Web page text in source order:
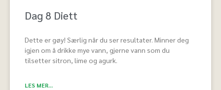
Dag 8 Diett
Dette er gøy! Særlig når du ser resultater. Minner deg
igjen om å drikke mye vann, gjerne vann som du
tilsetter sitron, lime og agurk.
LES MER...